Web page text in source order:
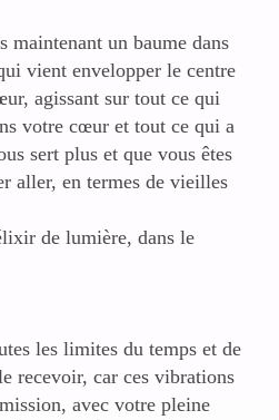
maintenant un baume dans
vient envelopper le centre
agissant sur tout ce qui
votre cœur et tout ce qui a
sert plus et que vous êtes
aller, en termes de vieilles
de lumière, dans le
les limites du temps et de
recevoir, car ces vibrations
avec votre pleine